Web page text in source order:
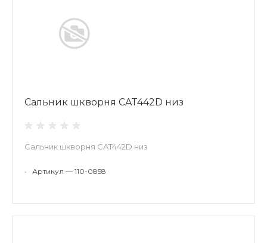
Сальник шкворня CAT442D низ
Сальник шкворня CAT442D низ
• Артикул — 110-0858